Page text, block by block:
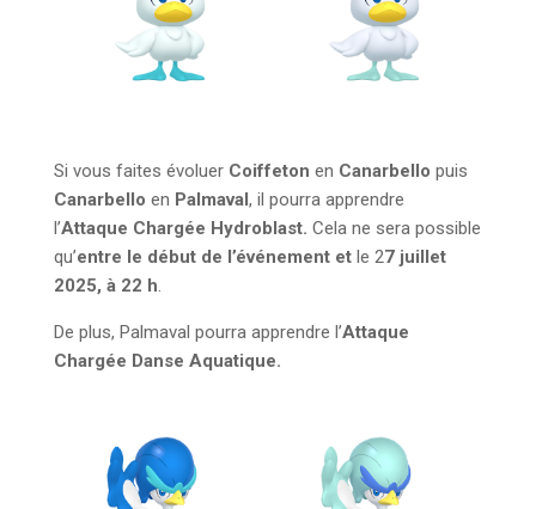
Si vous faites évoluer Coiffeton en Canarbello puis
Canarbello en Palmaval, il pourra apprendre
l’Attaque Chargée Hydroblast. Cela ne sera possible
qu’entre le début de l’événement et le 27 juillet
2025, à 22 h.
De plus, Palmaval pourra apprendre l’Attaque
Chargée Danse Aquatique.